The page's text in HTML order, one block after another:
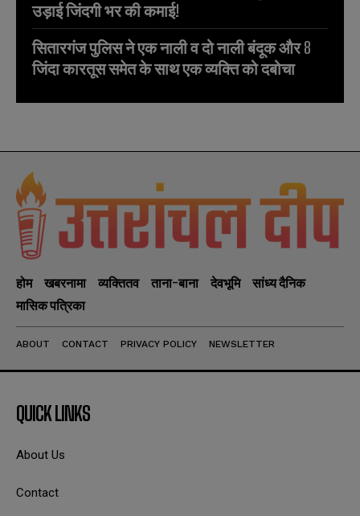
उड़ाई जिंदगी भर की कमाई!
सितारगंज पुलिस ने एक नाली व दो नाली बंदूक और 8
जिंदा कारतूस समेत के साथ एक व्यक्ति को दबोचा
होम खबरनामा व्यक्तितव ताना-बाना देवभूमि
सांध्य दैनिक
मासिक पत्रिका
ABOUT CONTACT PRIVACY POLICY NEWSLETTER
QUICK LINKS
About Us
Contact